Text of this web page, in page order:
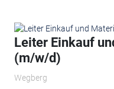
Leiter Einkauf
(m/w/d)
Wegberg